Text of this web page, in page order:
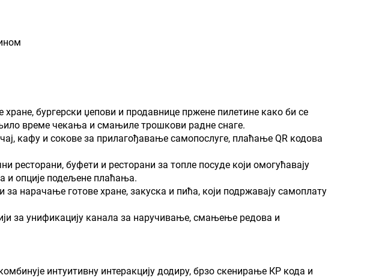
бургерски џепови и продавнице пржене пилетине како би се
време чекања и смањиле трошкови радне снаге.
кафу и сокове за прилагођавање самопослуге, плаћање QR кодова
ресторани, буфети и ресторани за топле посуде који омогућавају
и опције подељене плаћања.
нарачање готове хране, закуска и пића, који подржавају самоплату
за унификацију канала за наручивање, смањење редова и
интуитивну интеракцију додиру, брзо скенирање КР кода и